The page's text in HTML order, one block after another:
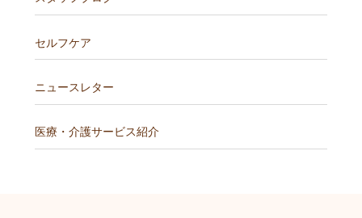
セルフケア
ニュースレター
医療・介護サービス紹介